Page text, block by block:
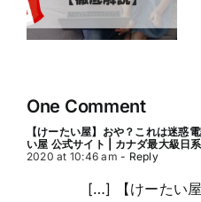
Bell ・ Virgin
Plus ・ Lucky
One Comment
【けーたい屋】おや？これは迷惑
い屋 公式サイト | カナダ最大級日
2020 at 10:46 am - Reply
[…] 【けーたい